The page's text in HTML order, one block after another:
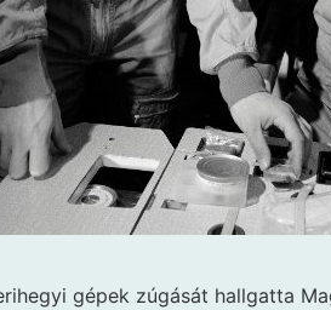
gépek zúgását hallgatta